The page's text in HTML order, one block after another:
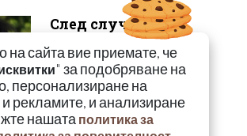
След случая с
родилката от Варна:
Още едно семейство
разказа за бремен...
на сайта вие приемате, че
" за подобряване на
персонализиране на
рекламите, и анализиране
нашата политика за